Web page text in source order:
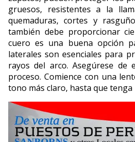
gruesos, resistentes a la
quemaduras, cortes y
también debe proporcionar
cuero es una buena opción
laterales son esenciales para
rayos del arco. Asegúrese
proceso. Comience con una
tono más claro, hasta que